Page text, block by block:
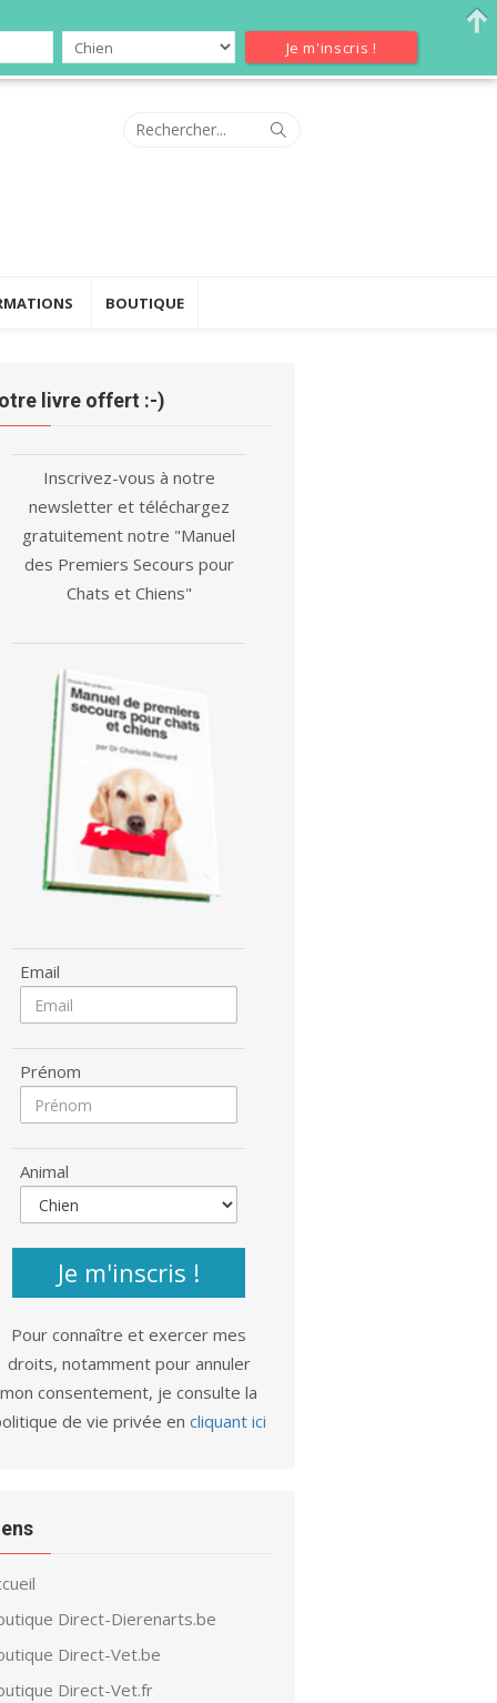
Search
BOUTIQUE
livre offert :-)
Inscrivez-vous à notre
newsletter et téléchargez
gratuitement notre "Manuel
des Premiers Secours pour
Chats et Chiens"
Email
Prénom
Animal
Je m'inscris !
Pour connaître et exercer mes
droits, notamment pour annuler
mon consentement, je consulte la
de vie privée en cliquant ici
Direct-Dierenarts.be
Direct-Vet.be
Direct-Vet.fr